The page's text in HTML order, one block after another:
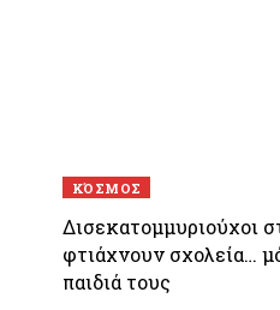
ΚΌΣΜΟΣ
Δισεκατομμυριούχοι
φτιάχνουν σχολεία…
παιδιά τους